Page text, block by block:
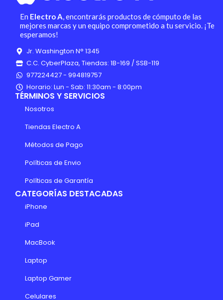
En Electro A, encontrarás productos de cómputo de las
mejores marcas y un equipo comprometido a tu servicio. ¡Te
esperamos!
Jr. Washington N° 1345
C.C. CyberPlaza, Tiendas: 1B-169 / SSB-119
977224427 - 994819757
Horario: Lun - Sab: 11:30am - 8:00pm
TÉRMINOS Y SERVICIOS
Nosotros
Tiendas Electro A
Métodos de Pago
Políticas de Envio
Políticas de Garantía
CATEGORÍAS DESTACADAS
iPhone
iPad
MacBook
Laptop
Laptop Gamer
Celulares